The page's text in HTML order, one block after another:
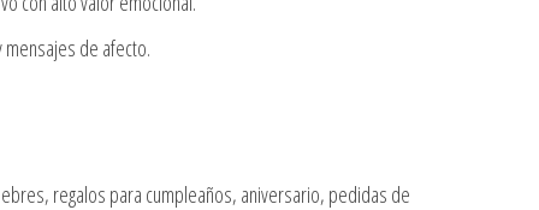
de afecto.
regalos para cumpleaños, aniversario, pedidas de